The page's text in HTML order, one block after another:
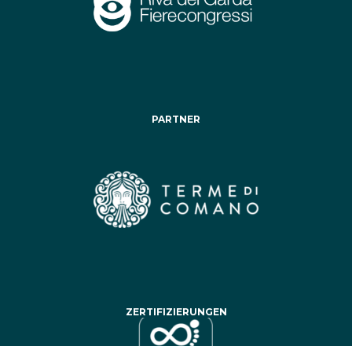
PARTNER
ZERTIFIZIERUNGEN